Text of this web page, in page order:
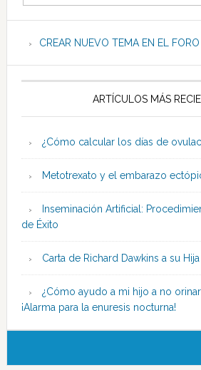
CREAR NUEVO TEMA EN EL FORO
ARTÍCULOS MÁS
¿Cómo calcular los días de
Metotrexato y el embarazo
Inseminación Artificial:
de Éxito
Carta de Richard Dawkins a su
¿Cómo ayudo a mi hijo a no
¡Alarma para la enuresis nocturna!